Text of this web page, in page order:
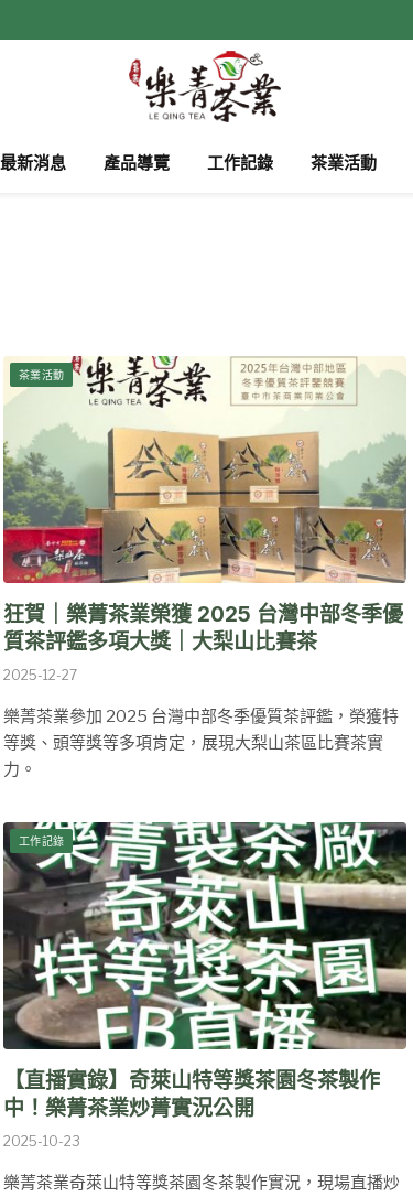
最新消息 產品導覽 工作記錄 茶業活動
茶業活動
狂賀｜樂菁茶業榮獲 2025 台灣中部冬季優
質茶評鑑多項大獎｜大梨山比賽茶
2025-12-27
樂菁茶業參加 2025 台灣中部冬季優質茶評鑑，榮獲特
等獎、頭等獎等多項肯定，展現大梨山茶區比賽茶實
力。
工作記錄
【直播實錄】奇萊山特等獎茶園冬茶製作
中！樂菁茶業炒菁實況公開
2025-10-23
樂菁茶業奇萊山特等獎茶園冬茶製作實況，現場直播炒